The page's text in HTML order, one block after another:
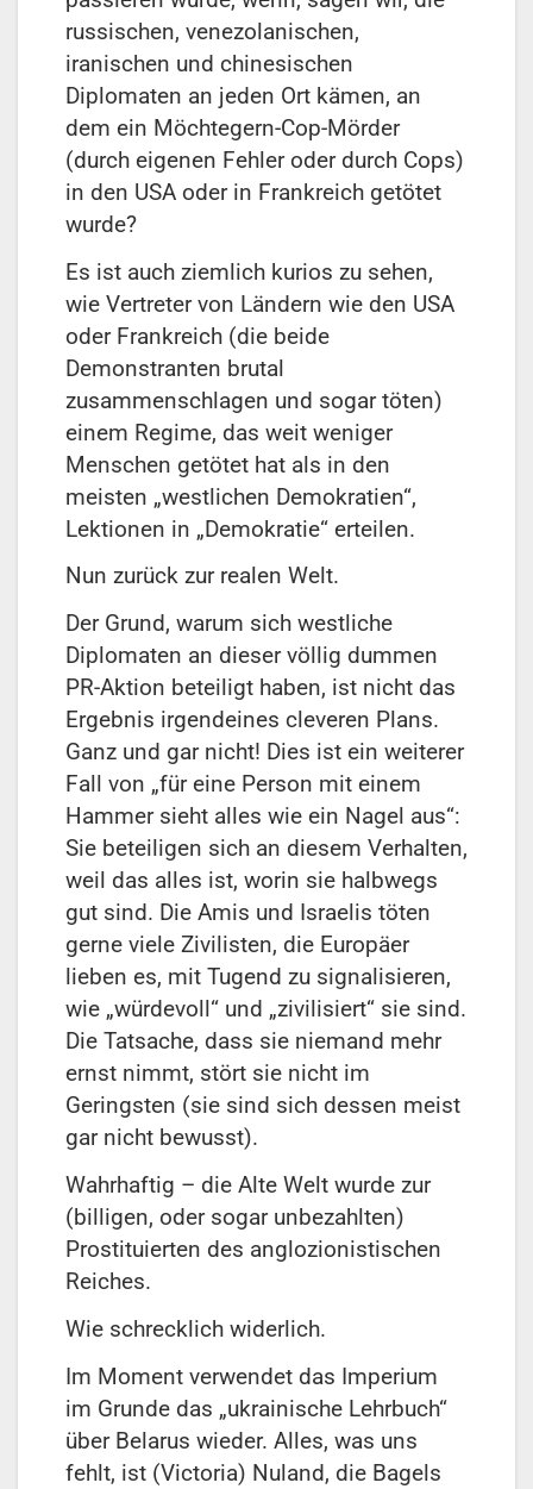
russischen, venezolanischen,
iranischen und chinesischen
Diplomaten an jeden Ort kämen, an
dem ein Möchtegern-Cop-Mörder
(durch eigenen Fehler oder durch Cops)
in den USA oder in Frankreich getötet
wurde?
Es ist auch ziemlich kurios zu sehen,
wie Vertreter von Ländern wie den USA
oder Frankreich (die beide
Demonstranten brutal
zusammenschlagen und sogar töten)
einem Regime, das weit weniger
Menschen getötet hat als in den
meisten „westlichen Demokratien“,
Lektionen in „Demokratie“ erteilen.
Nun zurück zur realen Welt.
Der Grund, warum sich westliche
Diplomaten an dieser völlig dummen
PR-Aktion beteiligt haben, ist nicht das
Ergebnis irgendeines cleveren Plans.
Ganz und gar nicht! Dies ist ein weiterer
Fall von „für eine Person mit einem
Hammer sieht alles wie ein Nagel aus“:
Sie beteiligen sich an diesem Verhalten,
weil das alles ist, worin sie halbwegs
gut sind. Die Amis und Israelis töten
gerne viele Zivilisten, die Europäer
lieben es, mit Tugend zu signalisieren,
wie „würdevoll“ und „zivilisiert“ sie sind.
Die Tatsache, dass sie niemand mehr
ernst nimmt, stört sie nicht im
Geringsten (sie sind sich dessen meist
gar nicht bewusst).
Wahrhaftig – die Alte Welt wurde zur
(billigen, oder sogar unbezahlten)
Prostituierten des anglozionistischen
Reiches.
Wie schrecklich widerlich.
Im Moment verwendet das Imperium
im Grunde das „ukrainische Lehrbuch“
über Belarus wieder. Alles, was uns
fehlt, ist (Victoria) Nuland, die Bagels